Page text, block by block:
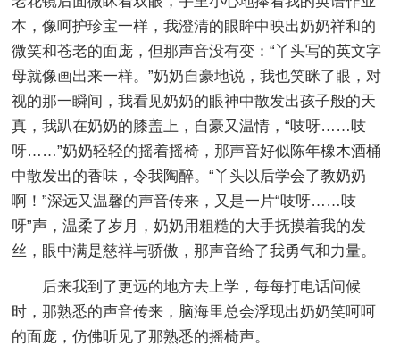
本，像呵护珍宝一样，我澄清的眼眸中映出奶奶祥和的
微笑和苍老的面庞，但那声音没有变：“丫头写的英文字
母就像画出来一样。”奶奶自豪地说，我也笑眯了眼，对
视的那一瞬间，我看见奶奶的眼神中散发出孩子般的天
真，我趴在奶奶的膝盖上，自豪又温情，“吱呀……吱
呀……”奶奶轻轻的摇着摇椅，那声音好似陈年橡木酒桶
中散发出的香味，令我陶醉。“丫头以后学会了教奶奶
啊！”深远又温馨的声音传来，又是一片“吱呀……吱
呀”声，温柔了岁月，奶奶用粗糙的大手抚摸着我的发
丝，眼中满是慈祥与骄傲，那声音给了我勇气和力量。
后来我到了更远的地方去上学，每每打电话问候
时，那熟悉的声音传来，脑海里总会浮现出奶奶笑呵呵
的面庞，仿佛听见了那熟悉的摇椅声。